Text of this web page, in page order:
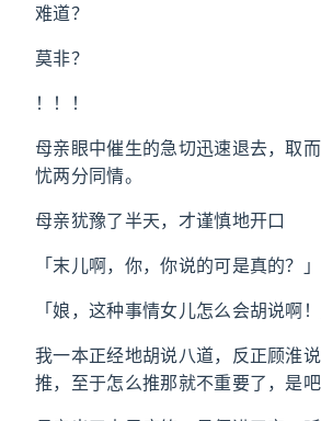
难道？
莫非？
！！！
母亲眼中催生的急切迅速退去，取
忧两分同情。
母亲犹豫了半天，才谨慎地开口
「末儿啊，你，你说的可是真的？」
「娘，这种事情女儿怎么会胡说啊！
我一本正经地胡说八道，反正顾淮
推，至于怎么推那就不重要了，是吧